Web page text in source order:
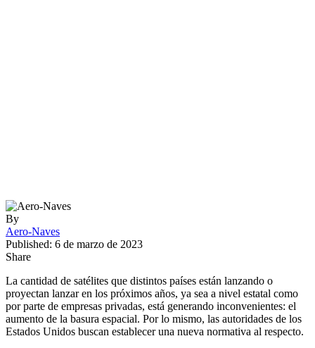
By
Aero-Naves
Published: 6 de marzo de 2023
Share
La cantidad de satélites que distintos países están lanzando o
proyectan lanzar en los próximos años, ya sea a nivel estatal como
por parte de empresas privadas, está generando inconvenientes: el
aumento de la basura espacial. Por lo mismo, las autoridades de los
Estados Unidos buscan establecer una nueva normativa al respecto.